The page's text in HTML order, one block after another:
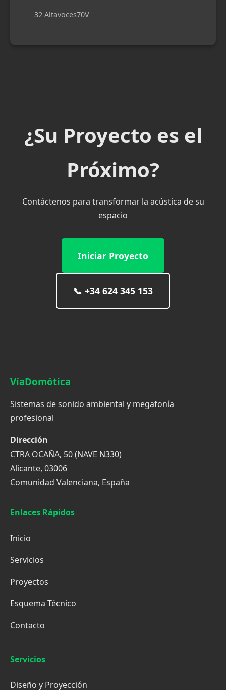
32 Altavoces70V
¿Su Proyecto es el
Próximo?
Contáctenos para transformar la acústica de su
espacio
Iniciar Proyecto
📞 +34 624 345 153
VíaDomótica
Sistemas de sonido ambiental y megafonía
profesional
Dirección
CTRA OCAÑA, 50 (NAVE N330)
Alicante, 03006
Comunidad Valenciana, España
Enlaces Rápidos
Inicio
Servicios
Proyectos
Esquema Técnico
Contacto
Servicios
Diseño y Proyección